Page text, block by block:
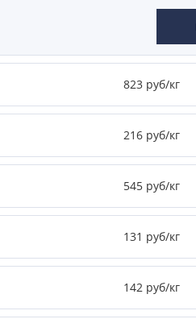
823 руб/кг
216 руб/кг
545 руб/кг
131 руб/кг
142 руб/кг